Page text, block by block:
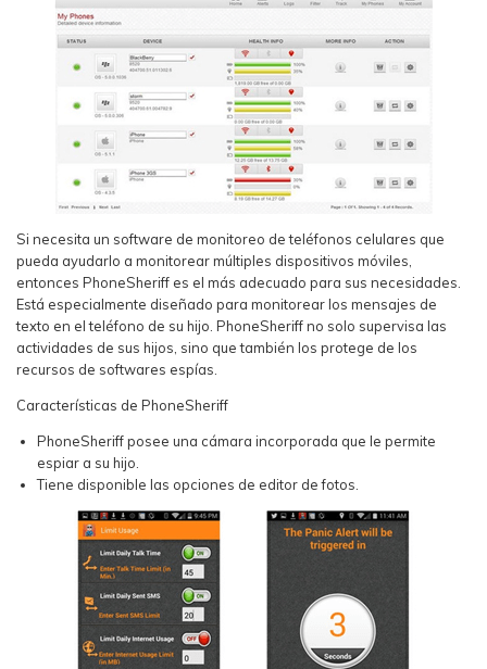
Si necesita un software de monitoreo de teléfonos celulares que
pueda ayudarlo a monitorear múltiples dispositivos móviles,
entonces PhoneSheriff es el más adecuado para sus necesidades.
Está especialmente diseñado para monitorear los mensajes de
texto en el teléfono de su hijo. PhoneSheriff no solo supervisa las
actividades de sus hijos, sino que también los protege de los
recursos de softwares espías.
Características de PhoneSheriff
PhoneSheriff posee una cámara incorporada que le permite
espiar a su hijo.
Tiene disponible las opciones de editor de fotos.